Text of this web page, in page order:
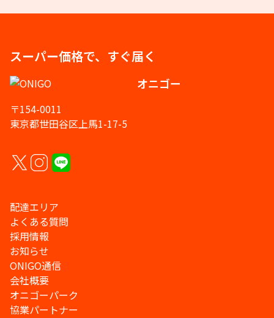
スーパー価格で、すぐ届く
オニゴー
〒154-0011
東京都世田谷区上馬1-17-5
配達エリア
よくある質問
採用情報
お知らせ
ONIGO通信
会社概要
オニゴーパーク
協業パートナー